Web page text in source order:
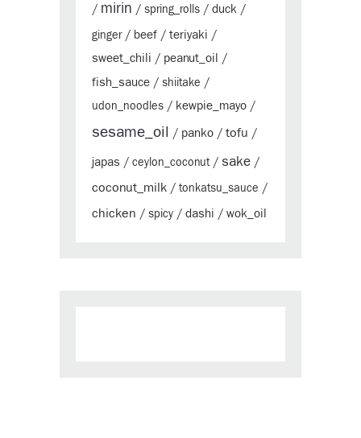
/ mirin / spring_rolls / duck /
ginger/ beef / teriyaki /
sweet_chili / peanut_oil /
fish_sauce / shiitake /
udon_noodles / kewpie_mayo /
sesame_oil / panko / tofu /
japas / ceylon_coconut / sake /
coconut_milk / tonkatsu_sauce /
chicken / spicy / dashi / wok_oil